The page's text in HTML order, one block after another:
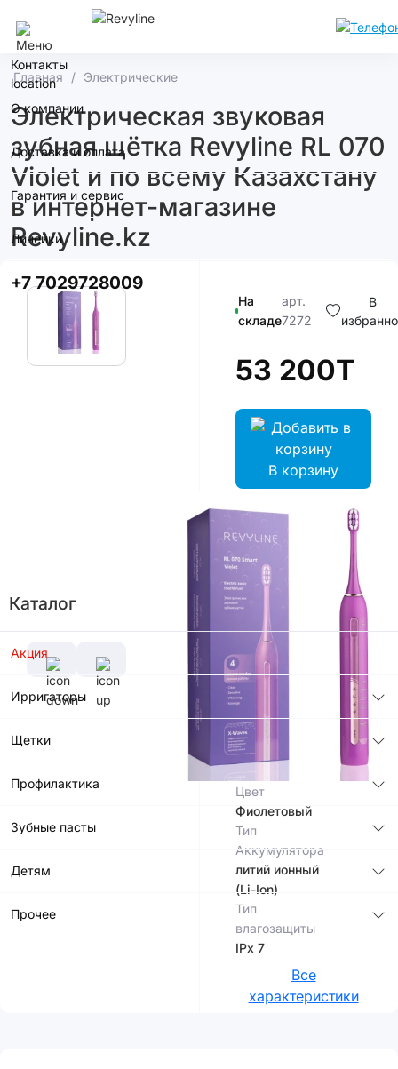
Контакты
О компании
Доставка и оплата
Гарантия и сервис
Линейки
+7 7029728009
Каталог
Акция
Ирригаторы
Щетки
Профилактика
Зубные пасты
Детям
Прочее
Главная Электрические
Электрическая звуковая
зубная щётка Revyline RL 070
Violet и по всему Казахстану
в интернет-магазине
Revyline.kz
На
складе
арт.
7272
В
53 200T
В корзину
Цвет
Характеристики
срок, лет
2 года
Количество
режимов
Частота
колебания
щетинок
33000 -
Цвет
Фиолетовый
Тип
Аккумулятора
литий ионный
(Li-Ion)
Тип
влагозащиты
IPx 7
Все
характеристики